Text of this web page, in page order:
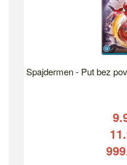
Spajdermen - Put bez